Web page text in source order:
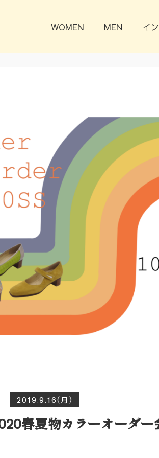
WOMEN MEN イ
2019.9.16(月)
春夏物カラーオーダー